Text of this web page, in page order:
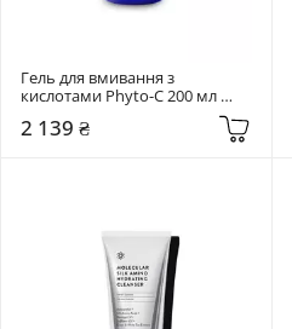
Гель для вмивання з
кислотами Phyto-C 200 мл
2 139 ₴